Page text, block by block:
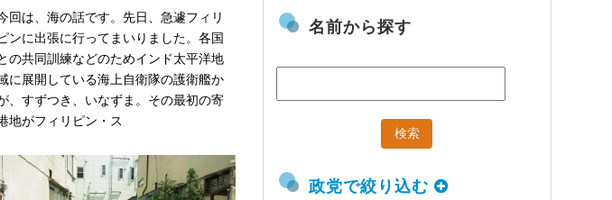
回は、海の話です。先日、急遽フィリ
ンに出張に行ってまいりました。各国
の共同訓練などのためインド太平洋地
に展開している海上自衛隊の護衛艦か
、すずつき、いなずま。その最初の寄
地がフィリピン・ス
名前から探す
政党で絞り込む